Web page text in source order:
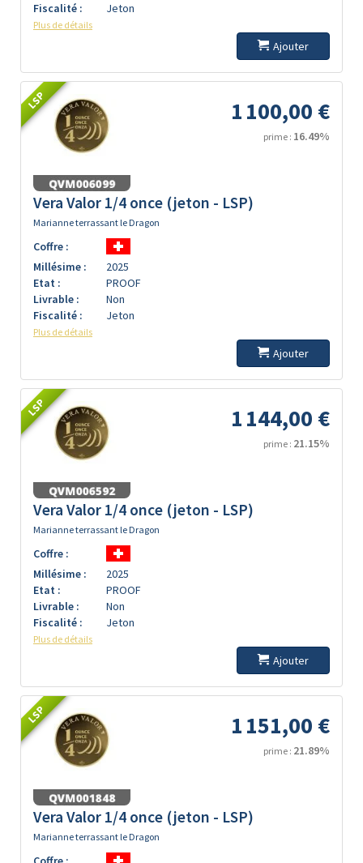
Fiscalité :
Jeton
Plus de détails
Ajouter
LSP 1 100,00 €
prime : 16.49%
Vera Valor 1/4 once (jeton - LSP)
Marianne terrassant le Dragon
Coffre :
Millésime :
2025
Etat :
PROOF
Livrable :
Non
Fiscalité :
Jeton
Plus de détails
Ajouter
LSP 1 144,00 €
prime : 21.15%
Vera Valor 1/4 once (jeton - LSP)
Marianne terrassant le Dragon
Coffre :
Millésime :
2025
Etat :
PROOF
Livrable :
Non
Fiscalité :
Jeton
Plus de détails
Ajouter
LSP 1 151,00 €
prime : 21.89%
Vera Valor 1/4 once (jeton - LSP)
Marianne terrassant le Dragon